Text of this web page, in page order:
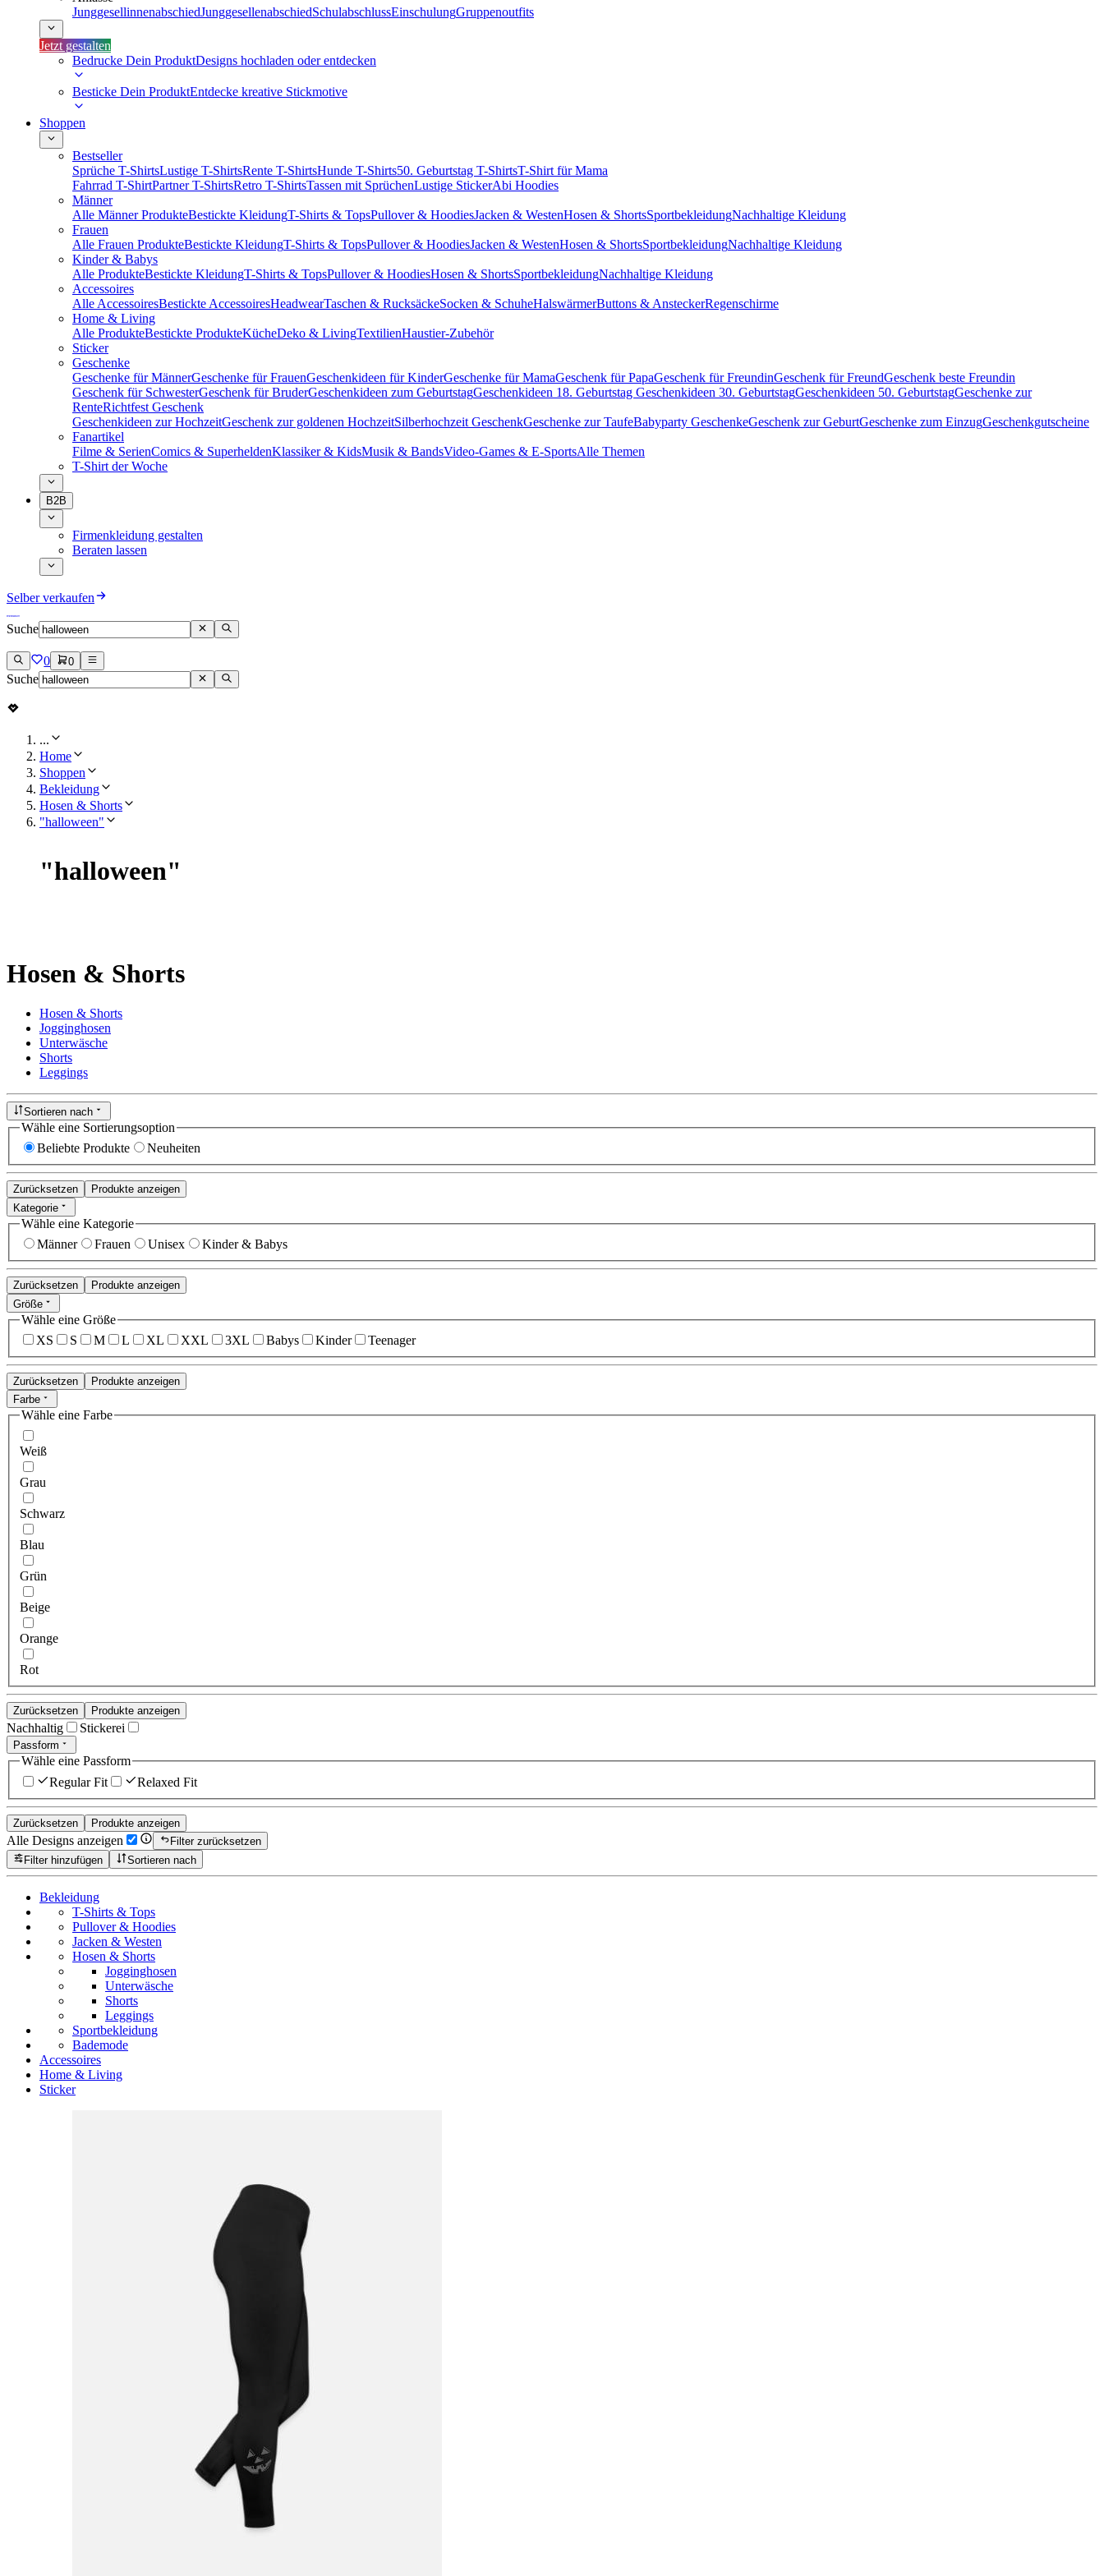
JunggesellinnenabschiedJunggesellenabschiedSchulabschlussEinschulungGruppenoutfits
Jetzt gestalten
Bedrucke Dein ProduktDesigns hochladen oder entdecken
Besticke Dein ProduktEntdecke kreative Stickmotive
Shoppen
Bestseller
Sprüche T-ShirtsLustige T-ShirtsRente T-ShirtsHunde T-Shirts50. Geburtstag T-ShirtsT-Shirt für Mama
Fahrrad T-ShirtPartner T-ShirtsRetro T-ShirtsTassen mit SprüchenLustige StickerAbi Hoodies
Männer
Alle Männer ProdukteBestickte KleidungT-Shirts & TopsPullover & HoodiesJacken & WestenHosen & ShortsSportbekleidungNachhaltige Kleidung
Frauen
Alle Frauen ProdukteBestickte KleidungT-Shirts & TopsPullover & HoodiesJacken & WestenHosen & ShortsSportbekleidungNachhaltige Kleidung
Kinder & Babys
Alle ProdukteBestickte KleidungT-Shirts & TopsPullover & HoodiesHosen & ShortsSportbekleidungNachhaltige Kleidung
Accessoires
Alle AccessoiresBestickte AccessoiresHeadwearTaschen & RucksäckeSocken & SchuheHalswärmerButtons & AnsteckerRegenschirme
Home & Living
Alle ProdukteBestickte ProdukteKücheDeko & LivingTextilienHaustier-Zubehör
Sticker
Geschenke
Geschenke für MännerGeschenke für FrauenGeschenkideen für KinderGeschenke für MamaGeschenk für PapaGeschenk für FreundinGeschenk für FreundGeschenk beste Freundin
Geschenk für SchwesterGeschenk für BruderGeschenkideen zum GeburtstagGeschenkideen 18. Geburtstag Geschenkideen 30. GeburtstagGeschenkideen 50. GeburtstagGeschenke zur
RenteRichtfest Geschenk
Geschenkideen zur HochzeitGeschenk zur goldenen HochzeitSilberhochzeit GeschenkGeschenke zur TaufeBabyparty GeschenkeGeschenk zur GeburtGeschenke zum EinzugGeschenkgutscheine
Fanartikel
Filme & SerienComics & SuperheldenKlassiker & KidsMusik & BandsVideo-Games & E-SportsAlle Themen
T-Shirt der Woche
B2B
Firmenkleidung gestalten
Beraten lassen
Selber verkaufen
Suche
0 0
Suche
...
Home
Shoppen
Bekleidung
Hosen & Shorts
"halloween"
"halloween"
Hosen & Shorts
Hosen & Shorts
Jogginghosen
Unterwäsche
Shorts
Leggings
Sortieren nach
Wähle eine Sortierungsoption
Beliebte Produkte
Neuheiten
Zurücksetzen
Produkte anzeigen
Kategorie
Wähle eine Kategorie
Männer
Frauen Unisex Kinder & Babys
Zurücksetzen
Produkte anzeigen
Größe
Wähle eine Größe
XS
S M L XL XXL 3XL Babys Kinder Teenager
Zurücksetzen
Produkte anzeigen
Farbe
Wähle eine Farbe
Weiß
Grau
Schwarz
Blau
Grün
Beige
Orange
Rot
Zurücksetzen Produkte anzeigen
Nachhaltig Stickerei
Passform
Wähle eine Passform
Regular Fit
Relaxed Fit
Zurücksetzen Produkte anzeigen
Alle Designs anzeigen
Filter zurücksetzen
Filter hinzufügen
Sortieren nach
Bekleidung
T-Shirts & Tops
Pullover & Hoodies
Jacken & Westen
Hosen & Shorts
Jogginghosen
Unterwäsche
Shorts
Leggings
Sportbekleidung
Bademode
Accessoires
Home & Living
Sticker